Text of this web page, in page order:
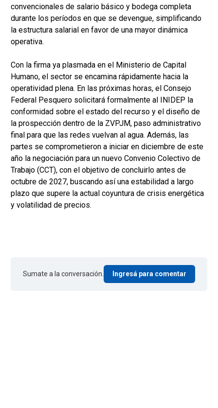
convencionales de salario básico y bodega completa
durante los períodos en que se devengue, simplificando
la estructura salarial en favor de una mayor dinámica
operativa.
Con la firma ya plasmada en el Ministerio de Capital
Humano, el sector se encamina rápidamente hacia la
operatividad plena. En las próximas horas, el Consejo
Federal Pesquero solicitará formalmente al INIDEP la
conformidad sobre el estado del recurso y el diseño de
la prospección dentro de la ZVPJM, paso administrativo
final para que las redes vuelvan al agua. Además, las
partes se comprometieron a iniciar en diciembre de este
año la negociación para un nuevo Convenio Colectivo de
Trabajo (CCT), con el objetivo de concluirlo antes de
octubre de 2027, buscando así una estabilidad a largo
plazo que supere la actual coyuntura de crisis energética
y volatilidad de precios.
Sumate a la conversación. Ingresá para comentar